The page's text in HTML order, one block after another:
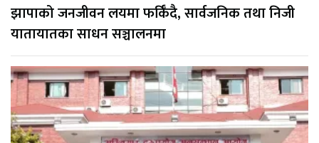
झापाको जनजीवन लयमा फर्किँदै, सार्वजनिक तथा निजी
यातायातका साधन सञ्चालनमा